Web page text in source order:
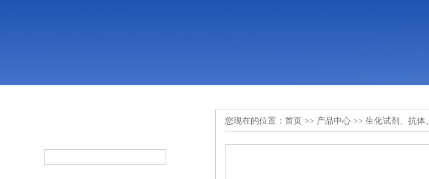
您现在的位置： 首页 >> 产品中心 >> 生化试剂、抗体